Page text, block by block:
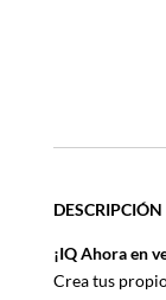
DESCRIPCIÓN
¡IQ Ahora en
Crea tus